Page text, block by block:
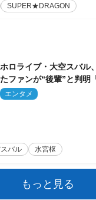
SUPER★DRAGON
ホロライブ・大空スバル
たファンが“後輩”と判明
のときの？」
エンタメ
バル 水宮枢
もっと見る